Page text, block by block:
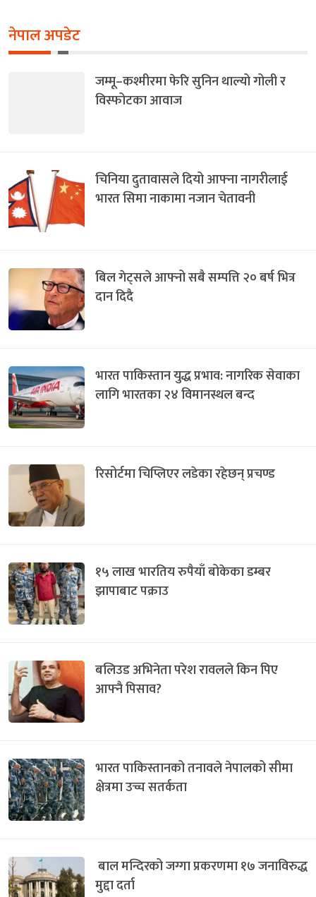
नेपाल अपडेट
जम्मू–कश्मीरमा फेरि सुनिन थाल्यो गोली र
विस्फोटका आवाज
चिनिया दुतावासले दियो आफ्ना नागरीलाई
भारत सिमा नाकामा नजान चेतावनी
बिल गेट्सले आफ्नो सबै सम्पत्ति २० बर्ष भित्र
दान दिदै
भारत पाकिस्तान युद्ध प्रभाव: नागरिक सेवाका
लागि भारतका २४ विमानस्थल बन्द
रिसोर्टमा चिप्लिएर लडेका रहेछन् प्रचण्ड
१५ लाख भारतिय रुपैयाँ बोकेका डम्बर
झापाबाट पक्राउ
बलिउड अभिनेता परेश रावलले किन पिए
आफ्नै पिसाव?
भारत पाकिस्तानको तनावले नेपालको सीमा
क्षेत्रमा उच्च सतर्कता
बाल मन्दिरको जग्गा प्रकरणमा १७ जनाविरुद्ध
मुद्दा दर्ता